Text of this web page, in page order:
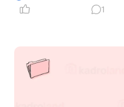
доходу. Саме тому
застосовують до
1